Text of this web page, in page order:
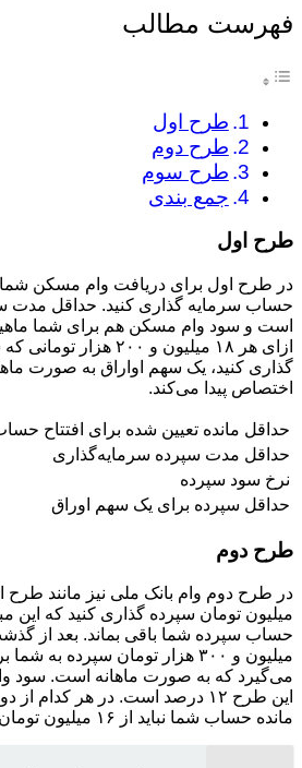
فهرست مطالب
طرح اول
طرح دوم
طرح سوم
جمع بندی
طرح اول
حساب سرمایه گذاری کنید. حداقل مدت
ازای هر ۱۸ میلیون و
گذاری کنید، یک سهم اواراق به صورت
اختصاص پیدا می‌کند.
حداقل مانده تعیین شده برای افتتاح
حداقل مدت سپرده سرمایه‌گذاری
نرخ سود سپرده
حداقل سپرده برای یک سهم اوراق
طرح دوم
میلیون و ۳۰۰ هزار تومان سپرده
می‌گیرد که به صورت ماهانه است. سود
این طرح ۱۲ درصد است. در هر
مانده حساب شما نباید از ۱۶ میلیون تومان کمتر باشد.